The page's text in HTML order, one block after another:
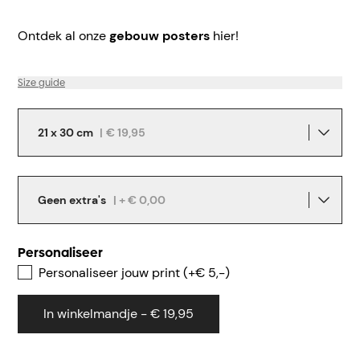
Ontdek al onzegebouw posters hier!
Size guide
21 x 30 cm | € 19,95
Geen extra's | + € 0,00
Personaliseer
Personaliseer jouw print (+€ 5,-)
In winkelmandje - € 19,95